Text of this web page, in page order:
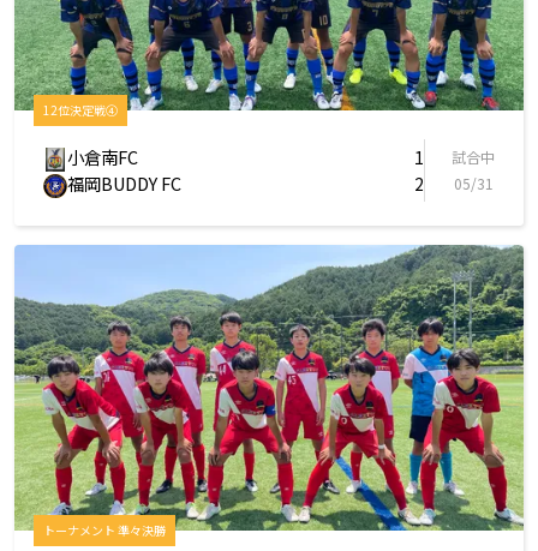
12位決定戦④
小倉南FC 1
福岡BUDDY FC 2
試合中
05/31
トーナメント 準々決勝